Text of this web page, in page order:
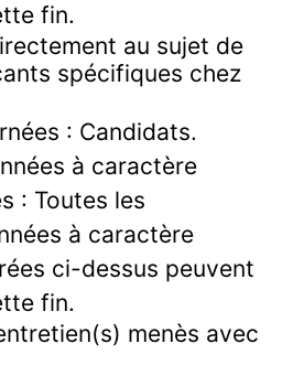
fin.
au sujet de
spécifiques chez
: Candidats.
à caractère
: Toutes les
à caractère
ci-dessus peuvent
fin.
menès avec